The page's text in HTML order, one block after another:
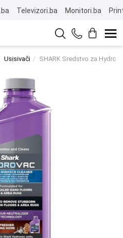
Televizori.ba Monitori.ba
Usisivači SHARK Sredstvo za